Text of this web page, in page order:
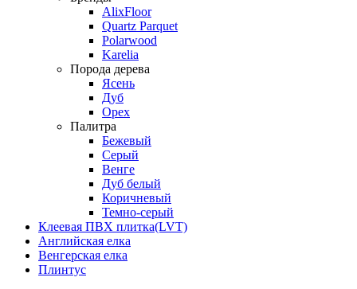
AlixFloor
Quartz Parquet
Polarwood
Karelia
Порода дерева
Ясень
Дуб
Орех
Палитра
Бежевый
Серый
Венге
Дуб белый
Коричневый
Темно-серый
Клеевая ПВХ плитка(LVT)
Английская елка
Венгерская елка
Плинтус